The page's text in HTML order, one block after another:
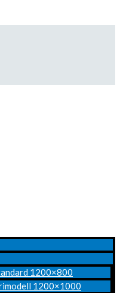
1200×800
1200×1000